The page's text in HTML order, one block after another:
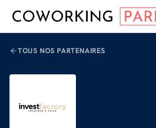
TOUS NOS PARTENAIRES